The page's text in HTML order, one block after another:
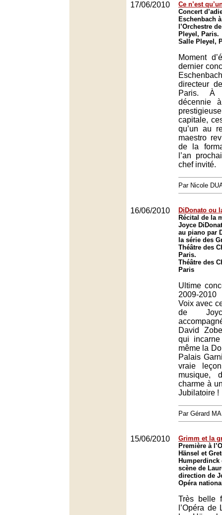
17/06/2010
Ce n’est
Concert
Eschenbach
l’Orchestre
Pleyel, Paris.
Salle Pleyel,
Moment
dernier
directeur
Paris. À
décennie
capitale,
qu’un au
maestro
de la
l’an
chef invité.
Par Nicole
16/06/2010
DiDonato ou
Récital de la
Joyce
au piano par
la série des
Théâtre des
Paris.
Théâtre des
Paris
Ultime
2009-
Voix avec
de
David
qui
même la
Palais
vraie
musique,
charme à
Jubilatoire !
Par Gérard
15/06/2010
Grimm et la
Première à
Hänsel et
Humperdinck
scène de
direction de
Opéra
Très belle
l’Opéra de